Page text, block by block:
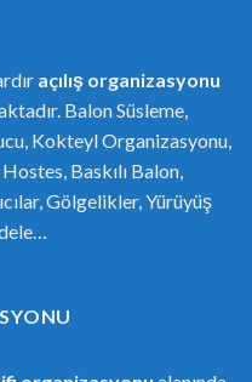
açılış organizasyonu
Balon Süsleme,
Kokteyl Organizasyonu,
Baskılı Balon,
Gölgelikler, Yürüyüş